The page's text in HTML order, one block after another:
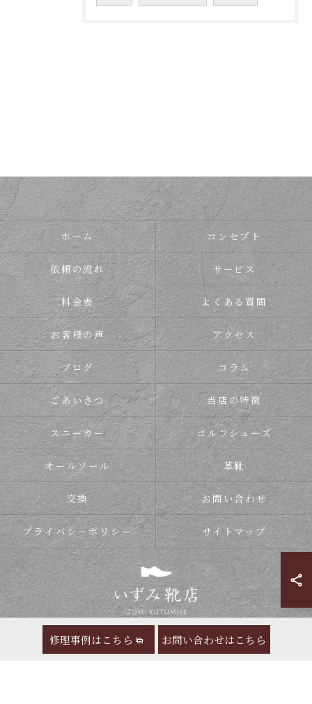
修理事例はこちら お問い合わせはこちら
ホーム コンセプト
依頼の流れ サービス
料金表 よくある質問
お客様の声 アクセス
ブログ コラム
ごあいさつ 当店の特徴
スニーカー ゴルフシューズ
オールソール 革靴
交換 お問い合わせ
プライバシーポリシー サイトマップ
© 2026 靴の修理ならいずみ靴店 ALL RIGHTS RESERVED.